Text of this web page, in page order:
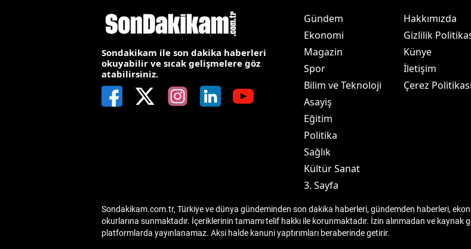
Aksaray
Ardahan
Sondakikam ile son dakika haberleri
okuyabilir ve sıcak gelişmelere göz
atabilirsiniz.
Gündem
Ekonomi
Magazin
Spor
Bilim ve Teknoloji
Asayiş
Eğitim
Politika
Sağlık
Kültür Sanat
3. Sayfa
Hakkımızda
Gizlilik
Künye
İletişim
Çerez Politikası
Sondakikam.com.tr, Türkiye ve dünya gündeminden son dakika haberleri, gündemden haberleri,
okurlarına sunmaktadır. İçeriklerinin tamamı telif hakkı ile korunmaktadır. İzin alınmadan ve kaynak
platformlarda yayınlanamaz. Aksi halde kanuni yaptırımları beraberinde getirir.